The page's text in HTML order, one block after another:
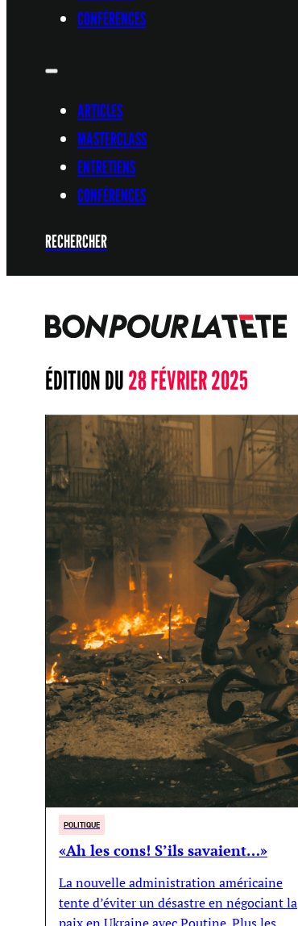
CONFÉRENCES
ARTICLES
MASTERCLASS
ENTRETIENS
CONFÉRENCES
RECHERCHER
ÉDITION DU28 FÉVRIER 2025
POLITIQUE
«Ah les cons! S’ils savaient…»
La nouvelle administration américaine
tente d’éviter un désastre en négociant la